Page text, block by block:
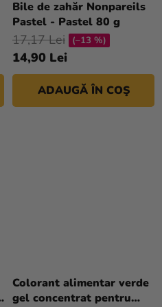
Bile de zahăr Nonpareils
Pastel - Pastel 80 g
14,90 Lei
17,17 Lei (–13 %)
ADAUGĂ ÎN COŞ
Colorant alimentar verde
gel concentrat pentru